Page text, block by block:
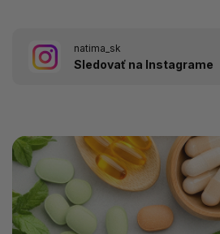
natima_sk
Sledovať na Instagrame